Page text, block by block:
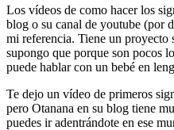
Los vídeos de como hacer los
blog o su canal de youtube (por
mi referencia. Tiene un
supongo que porque son pocos
puede hablar con un bebé en
Te dejo un vídeo de primeros
pero Otanana en su blog tiene
puedes ir adentrándote en ese